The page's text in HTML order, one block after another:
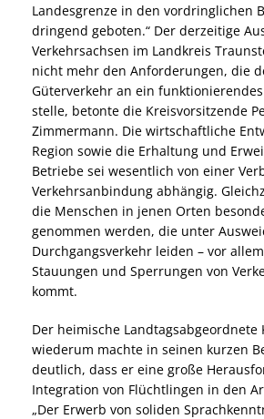
Landesgrenze in den vordringlichen
dringend geboten.“ Der derzeitige
Verkehrsachsen im Landkreis
nicht mehr den Anforderungen, die
Güterverkehr an ein
stelle, betonte die Kreisvorsitzende
Zimmermann. Die wirtschaftliche
Region sowie die Erhaltung und
Betriebe sei wesentlich von einer
Verkehrsanbindung abhängig.
die Menschen in jenen Orten
genommen werden, die unter
Durchgangsverkehr leiden – vor
Stauungen und Sperrungen von
kommt.
Der heimische Landtagsabgeordnete
wiederum machte in seinen kurzen
deutlich, dass er eine große
Integration von Flüchtlingen in den
Der Erwerb von soliden